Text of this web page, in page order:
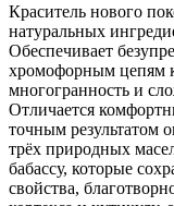
Краситель нового
натуральных
Обеспечивает
хромофорным цепям
многогранность и
Отличается
точным результатом
трёх природных
бабассу, которые
свойства,